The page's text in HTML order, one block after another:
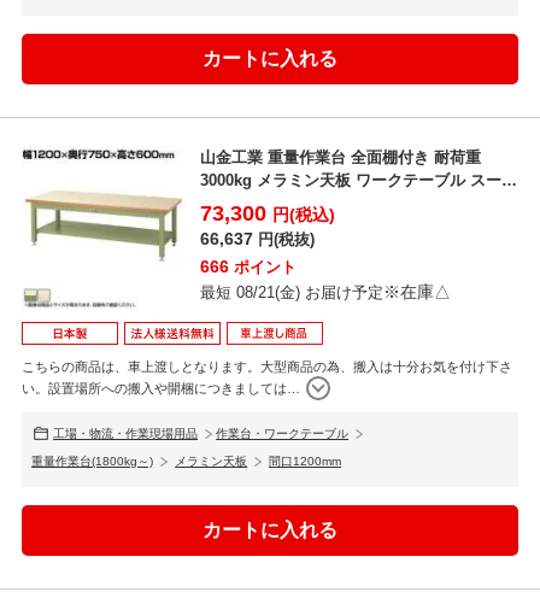
山金工業 重量作業台 全面棚付き 耐荷重
3000kg メラミン天板 ワークテーブル スーパ
ータイプ ...
73,300 円(税込)
66,637 円(税抜)
666 ポイント
最短 08/21(金) お届け予定 ※在庫△
こちらの商品は、車上渡しとなります。大型商品の為、搬入は十分お気を付け下さ
い。設置場所への搬入や開梱につきましては
工場・物流・作業現場用品 作業台・ワークテーブル
重量作業台(1800kg～) メラミン天板 間口1200mm